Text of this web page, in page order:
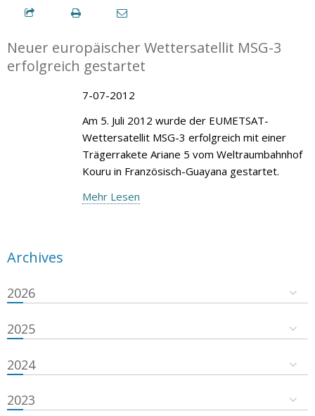
Neuer europäischer Wettersatellit MSG-3
erfolgreich gestartet
7-07-2012
Am 5. Juli 2012 wurde der EUMETSAT-
Wettersatellit MSG-3 erfolgreich mit einer
Trägerrakete Ariane 5 vom Weltraumbahnhof
Kouru in Französisch-Guayana gestartet.
Mehr Lesen
Archives
2026
2025
2024
2023